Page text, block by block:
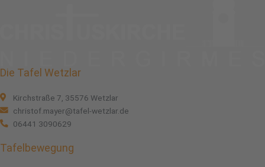
Die Tafel Wetzlar
Kirchstraße 7, 35576 Wetzlar
christof.mayer@tafel-wetzlar.de
06441 3090629
Tafelbewegung